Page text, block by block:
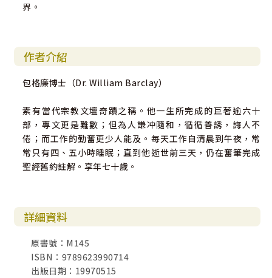
界。
作者介紹
包格廉博士（Dr. William Barclay）
素有當代宗教文壇奇蹟之稱。他一生所完成的巨著逾六十
部，專文更是難數；但為人謙冲隨和，循循善誘，誨人不
倦；而工作的勤奮更少人能及。每天工作自清晨到午夜，常
常只有四、五小時睡眠；直到他逝世前三天，仍在奮筆完成
聖經舊約註解。享年七十歲。
詳細資料
原書號：M145
ISBN：9789623990714
出版日期：19970515